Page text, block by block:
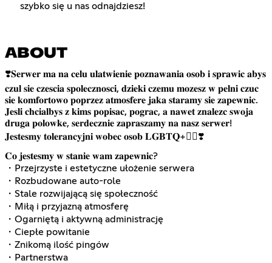
szybko się u nas odnajdziesz!
ABOUT
❣️𝐒𝐞𝐫𝐰𝐞𝐫 𝐦𝐚 𝐧𝐚 𝐜𝐞𝐥𝐮 𝐮𝐥𝐚𝐭𝐰𝐢𝐞𝐧𝐢𝐞 𝐩𝐨𝐳𝐧𝐚𝐰𝐚𝐧𝐢𝐚 𝐨𝐬𝐨𝐛 𝐢 𝐬𝐩𝐫𝐚𝐰𝐢𝐜 𝐚𝐛𝐲𝐬
𝐜𝐳𝐮𝐥 𝐬𝐢𝐞 𝐜𝐳𝐞𝐬𝐜𝐢𝐚 𝐬𝐩𝐨𝐥𝐞𝐜𝐳𝐧𝐨𝐬𝐜𝐢, 𝐝𝐳𝐢𝐞𝐤𝐢 𝐜𝐳𝐞𝐦𝐮 𝐦𝐨𝐳𝐞𝐬𝐳 𝐰 𝐩𝐞𝐥𝐧𝐢 𝐜𝐳𝐮𝐜
𝐬𝐢𝐞 𝐤𝐨𝐦𝐟𝐨𝐫𝐭𝐨𝐰𝐨 𝐩𝐨𝐩𝐫𝐳𝐞𝐳 𝐚𝐭𝐦𝐨𝐬𝐟𝐞𝐫𝐞 𝐣𝐚𝐤𝐚 𝐬𝐭𝐚𝐫𝐚𝐦𝐲 𝐬𝐢𝐞 𝐳𝐚𝐩𝐞𝐰𝐧𝐢𝐜.
𝐉𝐞𝐬𝐥𝐢 𝐜𝐡𝐜𝐢𝐚𝐥𝐛𝐲𝐬 𝐳 𝐤𝐢𝐦𝐬 𝐩𝐨𝐩𝐢𝐬𝐚𝐜, 𝐩𝐨𝐠𝐫𝐚𝐜, 𝐚 𝐧𝐚𝐰𝐞𝐭 𝐳𝐧𝐚𝐥𝐞𝐳𝐜 𝐬𝐰𝐨𝐣𝐚
𝐝𝐫𝐮𝐠𝐚 𝐩𝐨𝐥𝐨𝐰𝐤𝐞, 𝐬𝐞𝐫𝐝𝐞𝐜𝐳𝐧𝐢𝐞 𝐳𝐚𝐩𝐫𝐚𝐬𝐳𝐚𝐦𝐲 𝐧𝐚 𝐧𝐚𝐬𝐳 𝐬𝐞𝐫𝐰𝐞𝐫!
𝐉𝐞𝐬𝐭𝐞𝐬𝐦𝐲 𝐭𝐨𝐥𝐞𝐫𝐚𝐧𝐜𝐲𝐣𝐧𝐢 𝐰𝐨𝐛𝐞𝐜 𝐨𝐬𝐨𝐛 𝐋𝐆𝐁𝐓𝐐+🏳️‍🌈❣️
𝐂𝐨 𝐣𝐞𝐬𝐭𝐞𝐬𝐦𝐲 𝐰 𝐬𝐭𝐚𝐧𝐢𝐞 𝐰𝐚𝐦 𝐳𝐚𝐩𝐞𝐰𝐧𝐢𝐜?
・Przejrzyste i estetyczne ułożenie serwera
・Rozbudowane auto-role
・Stale rozwijającą się społeczność
・Miłą i przyjazną atmosferę
・Ogarniętą i aktywną administrację
・Ciepłe powitanie
・Znikomą ilość pingów
・Partnerstwa